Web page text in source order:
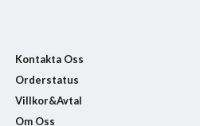
Kontakta Oss
Orderstatus
Villkor&Avtal
Om Oss